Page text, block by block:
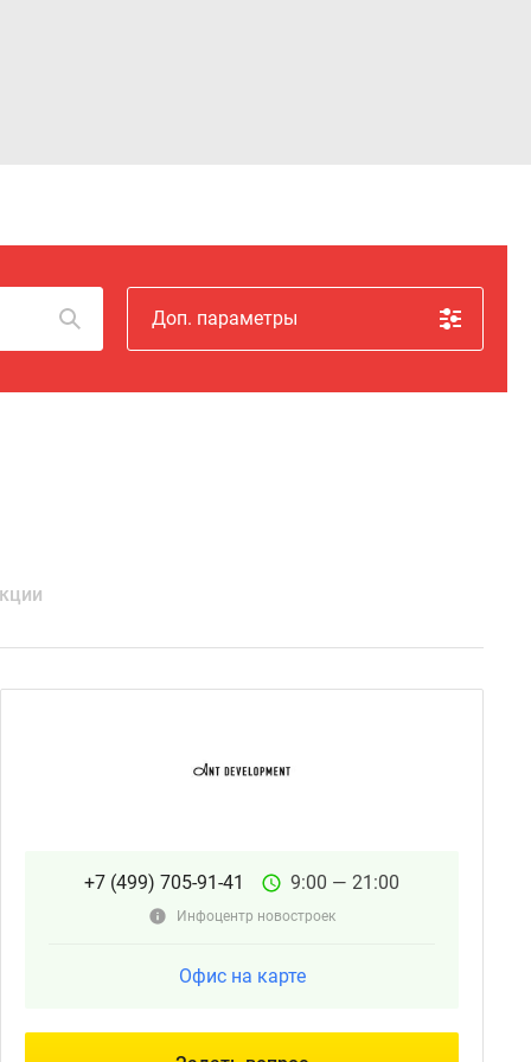
Доп. параметры
+7 (499) 705-91-41 9:00 — 21:00
Инфоцентр новостроек
Офис на карте